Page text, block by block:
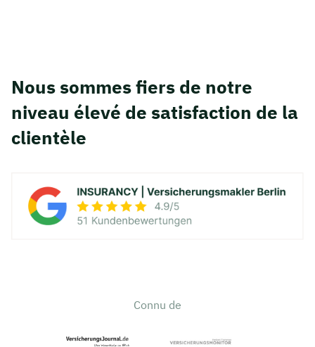
Nous sommes fiers de notre
niveau élevé de satisfaction de la
clientèle
Connu de